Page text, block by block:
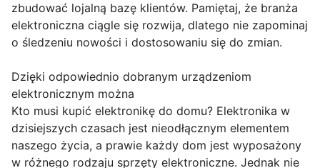
zbudować lojalną bazę klientów. Pamiętaj, że branża
elektroniczna ciągle się rozwija, dlatego nie zapominaj
o śledzeniu nowości i dostosowaniu się do zmian.
Dzięki odpowiednio dobranym urządzeniom
elektronicznym można
Kto musi kupić elektronikę do domu? Elektronika w
dzisiejszych czasach jest nieodłącznym elementem
naszego życia, a prawie każdy dom jest wyposażony
w różnego rodzaju sprzęty elektroniczne. Jednak nie